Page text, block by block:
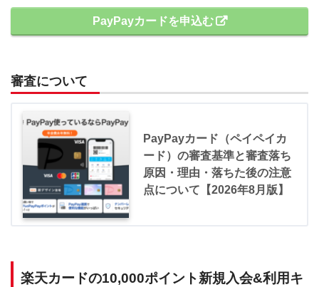
PayPayカードを申込む
審査について
PayPayカード（ペイペイカ
ード）の審査基準と審査落ち
原因・理由・落ちた後の注意
点について【2026年8月版】
楽天カードの10,000ポイント新規入会&利用キ